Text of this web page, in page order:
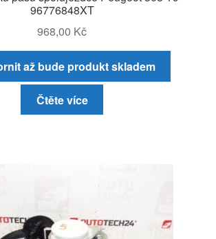
96776848XT
968,00 Kč
až bude produkt skladem
Čtěte více